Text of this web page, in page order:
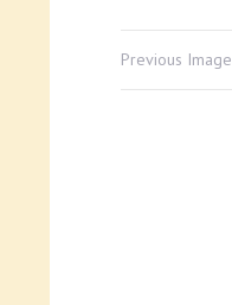
Previous Image